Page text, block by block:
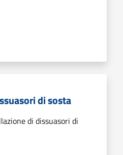
di sosta
di dissuasori di